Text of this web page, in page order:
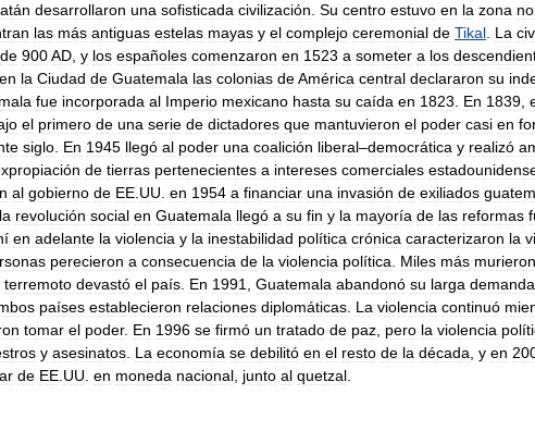
desarrollaron una sofisticada civilización. Su centro estuvo en la zona
las más antiguas estelas mayas y el complejo ceremonial de Tikal. La
de 900AD, y los españoles comenzaron en 1523 a someter a los
en la Ciudad de Guatemala las colonias deAmérica central declararon su
fue incorporada al Imperio mexicano hasta su caída en 1823. En 1839,
el primero de una serie de dictadores que mantuvieron el poder casi en
siglo. En 1945 llegó al poder una coalición liberal–democrática y realizó
de tierras pertenecientes a intereses comerciales
al gobierno de EE.UU. en 1954 a financiar una invasión de exiliados
la revolución social en Guatemala llegó a su fin y la mayoría de las reformas
en adelante la violencia y la inestabilidad política crónica caracterizaron la
perecieron a consecuencia de la violencia política. Miles más murieron
terremoto devastó el país. En 1991, Guatemala abandonó su larga demanda
países establecieron relaciones diplomáticas. La violencia continuó
tomar el poder. En 1996 se firmó un tratado de paz, pero la violencia
y asesinatos. La economía se debilitó en el resto de la década, y en
de EE.UU. en moneda nacional, junto al quetzal.